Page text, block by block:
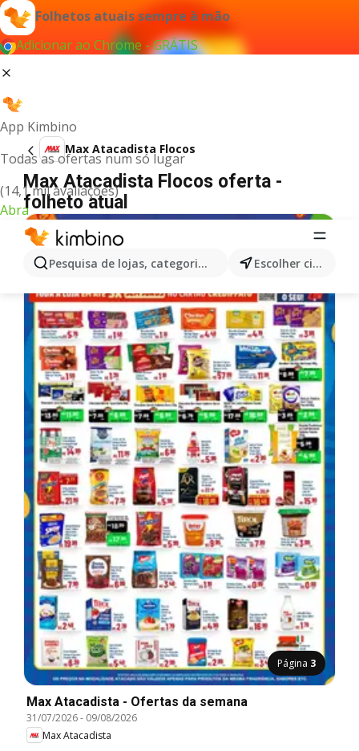
Folhetos atuais sempre à mão
Adicionar ao Chrome - GRÁTIS
App Kimbino
Todas as ofertas num só lugar
(14,1 mil avaliações)
Abra
Pesquisa de lojas, categorias,produtos... Escolher cidade
Max Atacadista Flocos
Max Atacadista Flocos oferta -
folheto atual
Página 3
Max Atacadista - Ofertas da semana
31/07/2026- 09/08/2026
Max Atacadista